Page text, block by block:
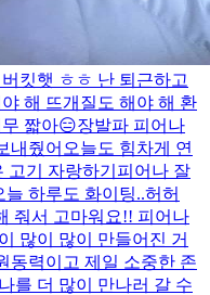
킷햇 ㅎㅎ 난 퇴근하고
해 뜨개질도 해야 해 환
짧아😑장발파 피어나
내줬어 오늘도 힘차게 연
기 자랑하기 피어나 잘
늘 하루도 화이팅..허허
줘서 고마워요!! 피어나
많이 많이 만들어진 거
동력이고 제일 소중한 존
를 더 많이 만나러 갈 수